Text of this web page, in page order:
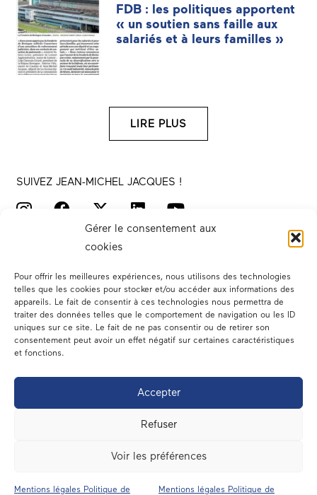
Gérer le consentement aux
cookies
Pour offrir les meilleures expériences, nous utilisons des technologies
telles que les cookies pour stocker et/ou accéder aux informations des
appareils. Le fait de consentir à ces technologies nous permettra de
traiter des données telles que le comportement de navigation ou les ID
uniques sur ce site. Le fait de ne pas consentir ou de retirer son
consentement peut avoir un effet négatif sur certaines caractéristiques
et fonctions.
Accepter
Refuser
Voir les préférences
Mentions légales Politique de Mentions légales Politique de
FDB : les politiques apportent
« un soutien sans faille aux
salariés et à leurs familles »
LIRE PLUS
SUIVEZ JEAN-MICHEL JACQUES !
Votre député
Dans les médias
En circonscription
A l’assemblée
Contact